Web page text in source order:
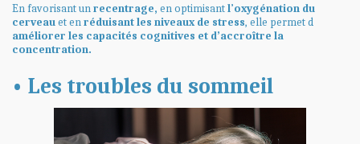
En favorisant unrecentrage, en optimisantl’oxygénation du
cerveauet enréduisant les niveaux de stress, elle permet d
améliorer les capacités cognitives et d’accroître la
concentration.
• Les troubles du sommeil